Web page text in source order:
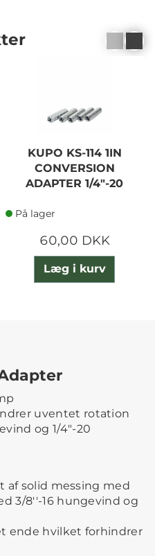
KUPO KS-114 1IN
CONVERSION
ADAPTER 1/4"-20
På lager
60,00 DKK
Læg i kurv
uventet rotation
og 1/4"-20
af solid messing med
3/8''-16 hungevind og
ende hvilket forhindrer